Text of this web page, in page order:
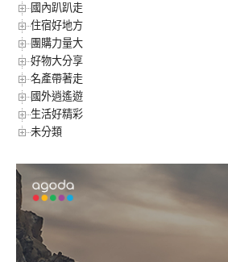
國內趴趴走
住宿好地方
團購力量大
好物大分享
名產帶著走
國外逍遙遊
生活好精彩
未分類